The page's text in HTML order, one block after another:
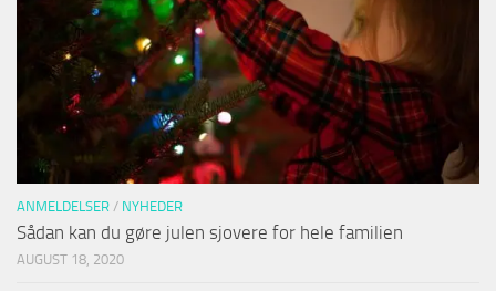
ANMELDELSER / NYHEDER
Sådan kan du gøre julen sjovere for hele familien
AUGUST 18, 2020